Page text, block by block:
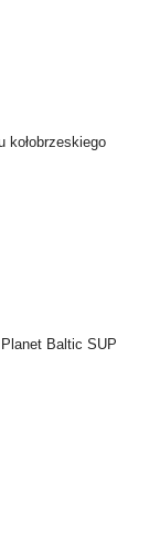
kołobrzeskiego
Baltic SUP